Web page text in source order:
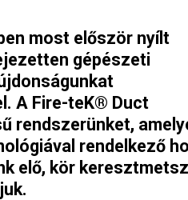
most először nyílt
gépészeti
A Fire-teK® Duct
rendszerünket,
rendelkező
elő, kör